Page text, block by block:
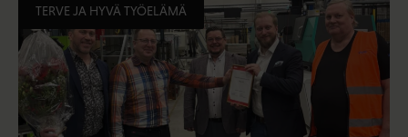
TERVE JA HYVÄ TYÖELÄMÄ